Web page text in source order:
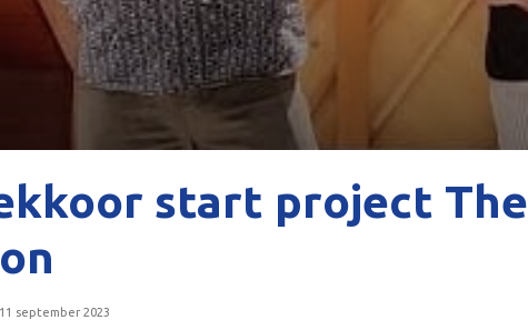
start project The
11 september 2023